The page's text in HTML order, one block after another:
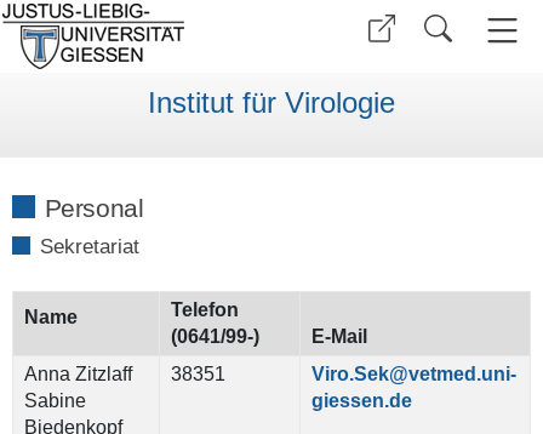
Institut für Virologie
Personal
Sekretariat
Name
Telefon
(0641/99-)
E-Mail
Anna Zitzlaff
Sabine
Biedenkopf
38351
Viro.Sek@vetmed.uni-
giessen.de